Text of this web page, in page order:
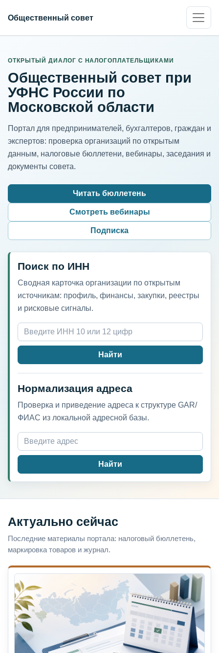
Общественный совет
ОТКРЫТЫЙ ДИАЛОГ С НАЛОГОПЛАТЕЛЬЩИКАМИ
Общественный совет при
УФНС России по
Московской области
Портал для предпринимателей, бухгалтеров, граждан и
экспертов: проверка организаций по открытым
данным, налоговые бюллетени, вебинары, заседания и
документы совета.
Читать бюллетень
Смотреть вебинары
Подписка
Поиск по ИНН
Сводная карточка организации по открытым
источникам: профиль, финансы, закупки, реестры
и рисковые сигналы.
ИНН организации
Найти
Нормализация адреса
Проверка и приведение адреса к структуре GAR/
ФИАС из локальной адресной базы.
Адрес для нормализации
Найти
Актуально сейчас
Последние материалы портала: налоговый бюллетень,
маркировка товаров и журнал.